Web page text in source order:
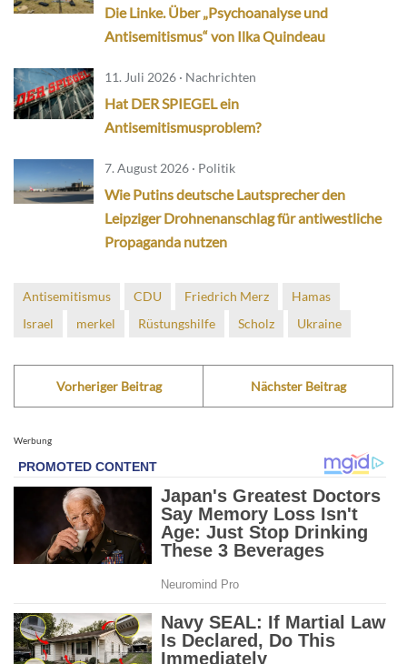
Die Linke. Über „Psychoanalyse und
Antisemitismus“ von Ilka Quindeau
11. Juli 2026 · Nachrichten
Hat DER SPIEGEL ein
Antisemitismusproblem?
7. August 2026 · Politik
Wie Putins deutsche Lautsprecher den
Leipziger Drohnenanschlag für antiwestliche
Propaganda nutzen
Antisemitismus CDU Friedrich Merz
Hamas
Israel
merkel Rüstungshilfe Scholz Ukraine
Vorheriger Beitrag Nächster Beitrag
Werbung